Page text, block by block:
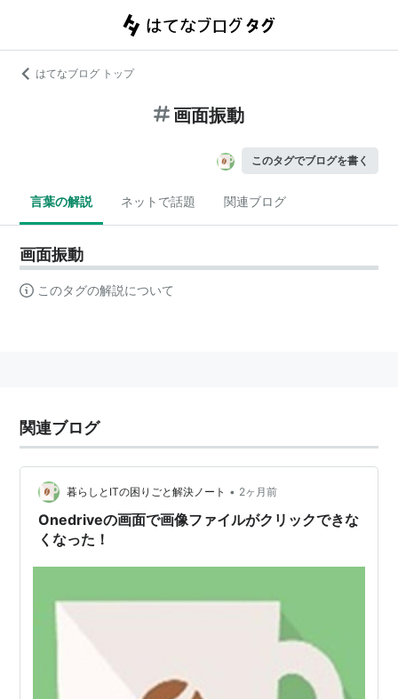
はてなブログ トップ
画面振動
このタグでブログを書く
言葉の解説 ネットで話題 関連ブログ
画面振動
このタグの解説について
関連ブログ
暮らしとITの困りごと解決ノート • 2ヶ月前
Onedriveの画面で画像ファイルがクリックできな
くなった！